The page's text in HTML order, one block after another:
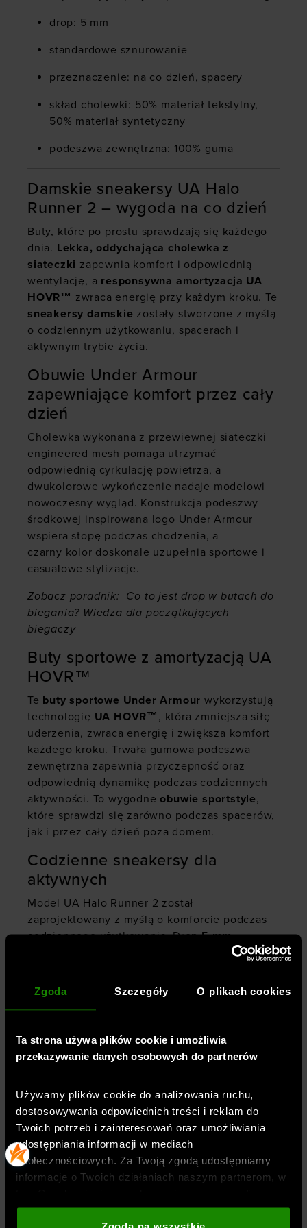
Zgoda Szczegóły O plikach cookies
Ta strona używa plików cookie i umożliwia
przekazywanie danych osobowych do partnerów
Używamy plików cookie do analizowania ruchu,
dostosowywania odpowiednich treści i reklam do
Twoich potrzeb i zainteresowań oraz umożliwiania
udostępniania informacji w mediach
społecznościowych. Za Twoją zgodą udostępniamy
informacje o Twoich działaniach naszym partnerom, w
zajmującym się reklamą i analityką internetową. Nasi
partnerzy mogą łączyć te informacje z innymi, które
drop: 5 mm
standardowe sznurowanie
przeznaczenie: na co dzień, spacery
skład cholewki: 50% materiał tekstylny,
50% materiał syntetyczny
podeszwa zewnętrzna: 100% guma
Damskie sneakersy UA Halo
Runner 2 – wygoda na co dzień
Buty, które po prostu sprawdzają się każdego
dnia. Lekka, oddychająca cholewka z
siateczki zapewnia komfort i odpowiednią
wentylację, a responsywna amortyzacja UA
HOVR™ zwraca energię przy każdym kroku. Te
sneakersy damskie zostały stworzone z myślą
o codziennym użytkowaniu, spacerach i
aktywnym trybie życia.
Obuwie Under Armour
zapewniające komfort przez cały
dzień
Cholewka wykonana z przewiewnej siateczki
engineered mesh pomaga utrzymać
odpowiednią cyrkulację powietrza, a
dwukolorowe wykończenie nadaje modelowi
nowoczesny wygląd. Konstrukcja podeszwy
środkowej inspirowana logo Under Armour
wspiera stopę podczas chodzenia, a
czarny kolor doskonale uzupełnia sportowe i
casualowe stylizacje.
Zobacz poradnik: Co to jest drop w butach do
biegania? Wiedza dla początkujących
biegaczy
Buty sportowe z amortyzacją UA
HOVR™
Te buty sportowe Under Armour wykorzystują
technologię UA HOVR™ , która zmniejsza siłę
uderzenia, zwraca energię i zwiększa komfort
każdego kroku. Trwała gumowa podeszwa
zewnętrzna zapewnia przyczepność oraz
odpowiednią dynamikę podczas codziennych
aktywności. To wygodneobuwie sportstyle,
które sprawdzi się zarówno podczas spacerów,
jak i przez cały dzień poza domem.
Codzienne sneakersy dla
aktywnych
Model UA Halo Runner 2 został
zaprojektowany z myślą o komforcie podczas
codziennego użytkowania. Drop5 mm,
klasyczne sznurowanie oraz lekka konstrukcja
przez wiele godzin. To propozycja dla osób
funkcjonalnością.
Płeć: kobieta
Przeznaczenie : sportstyle
Kolor : Czarny
Marka
Under Armour
Drop: 5 mm
Kolekcja: UA Halo